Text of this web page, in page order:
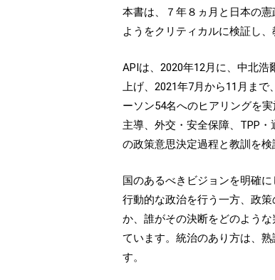
本書は、７年８ヵ月と日本の
ようをクリティカルに検証し
APIは、2020年12月に、中北
上げ、2021年7月から11月ま
ーソン54名へのヒアリングを
主導、外交・安全保障、TPP
の政策意思決定過程と教訓を検
国のあるべきビジョンを明確
行動的な政治を行う一方、政
か、誰がその決断をどのよう
ています。統治のあり方は、
す。